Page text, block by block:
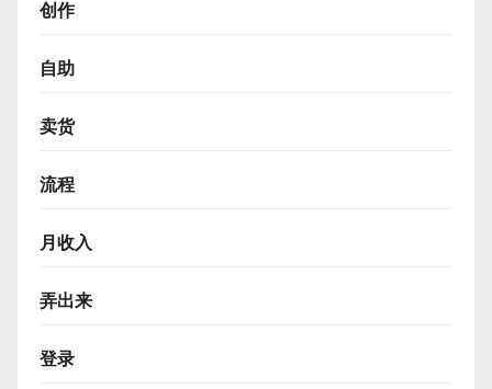
创作
自助
卖货
流程
月收入
弄出来
登录